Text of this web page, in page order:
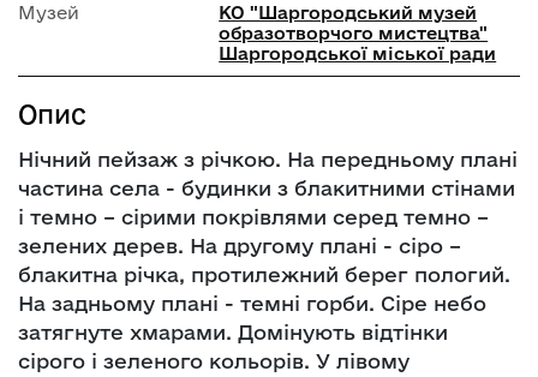
Музей
КО "Шаргородський музей
образотворчого мистецтва"
Шаргородської міської ради
Опис
Нічний пейзаж з річкою. На передньому плані
частина села - будинки з блакитними стінами
і темно – сірими покрівлями серед темно –
зелених дерев. На другому плані - сіро –
блакитна річка, протилежний берег пологий.
На задньому плані - темні горби. Сіре небо
затягнуте хмарами. Домінують відтінки
сірого і зеленого кольорів. У лівому